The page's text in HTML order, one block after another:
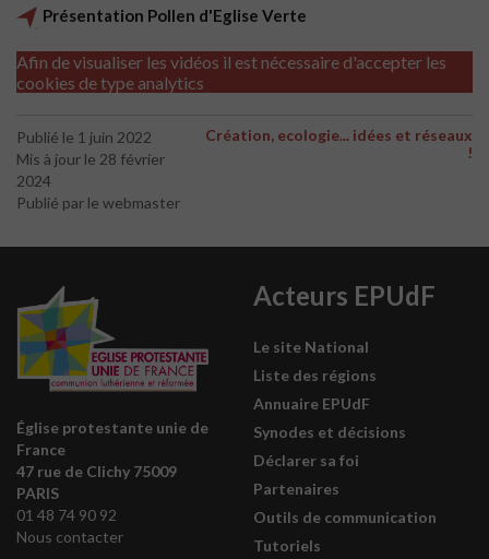
Présentation Pollen d'Eglise Verte
Afin de visualiser les vidéos il est nécessaire d'accepter les
cookies de type analytics
Publié le 1 juin 2022
Mis à jour le 28 février
2024
Publié par le webmaster
Création, ecologie... idées et réseaux
!
Église protestante unie de
France
47 rue de Clichy 75009
PARIS
01 48 74 90 92
Nous contacter
Acteurs EPUdF
Le site National
Liste des régions
Annuaire EPUdF
Synodes et décisions
Déclarer sa foi
Partenaires
Outils de communication
Tutoriels